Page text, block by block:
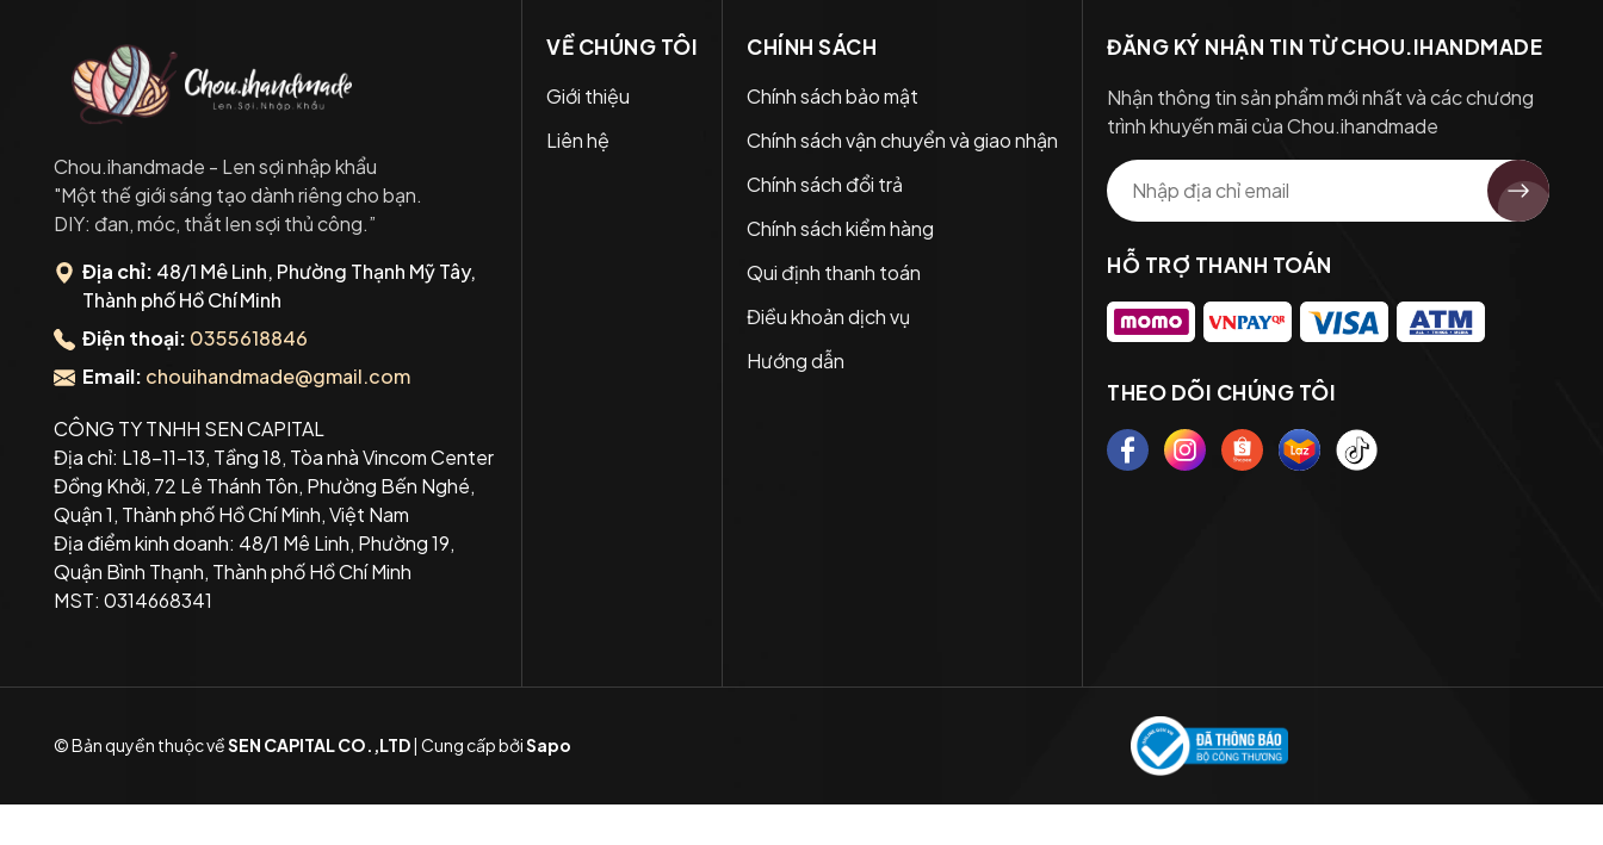
Chou.ihandmade - Len sợi nhập khẩu
"Một thế giới sáng tạo dành riêng cho bạn.
DIY: đan, móc, thắt len sợi thủ công.”
Địa chỉ: 48/1 Mê Linh, Phường Thạnh Mỹ Tây,
Thành phố Hồ Chí Minh
Điện thoại: 0355618846
Email: chouihandmade@gmail.com
CÔNG TY TNHH SEN CAPITAL
Địa chỉ: L18-11-13, Tầng 18, Tòa nhà Vincom Center
Đồng Khởi, 72 Lê Thánh Tôn, Phường Bến Nghé,
Quận 1, Thành phố Hồ Chí Minh, Việt Nam
Địa điểm kinh doanh: 48/1 Mê Linh, Phường 19,
Quận Bình Thạnh, Thành phố Hồ Chí Minh
MST: 0314668341
VỀ CHÚNG TÔI
Giới thiệu
Liên hệ
CHÍNH SÁCH
Chính sách bảo mật
Chính sách vận chuyển và giao nhận
Chính sách đổi trả
Chính sách kiểm hàng
Qui định thanh toán
Điều khoản dịch vụ
Hướng dẫn
ĐĂNG KÝ NHẬN TIN TỪ CHOU.IHANDMADE
Nhận thông tin sản phẩm mới nhất và các chương
trình khuyến mãi của Chou.ihandmade
HỖ TRỢ THANH TOÁN
THEO DÕI CHÚNG TÔI
© Bản quyền thuộc vềSEN CAPITAL CO.,LTD| Cung cấp bởiSapo